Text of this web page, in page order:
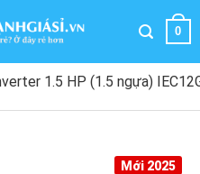
0
1.5 HP (1.5 ngựa)
Mới 2025